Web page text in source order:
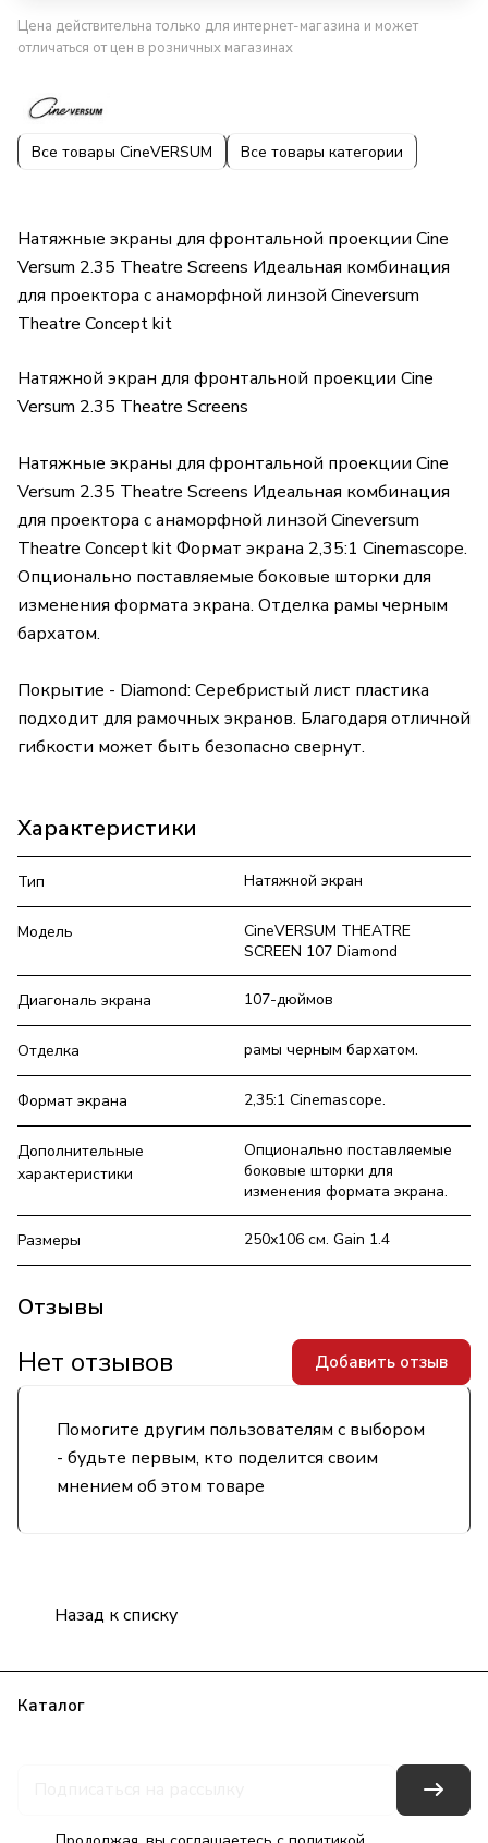
Цена действительна только для интернет-магазина и может
отличаться от цен в розничных магазинах
Все товары CineVERSUM Все товары категории
Натяжные экраны для фронтальной проекции Cine
Versum 2.35 Theatre Screens Идеальная комбинация
для проектора с анаморфной линзой Cineversum
Theatre Concept kit
Натяжной экран для фронтальной проекции Cine
Versum 2.35 Theatre Screens
Натяжные экраны для фронтальной проекции Cine
Versum 2.35 Theatre Screens Идеальная комбинация
для проектора с анаморфной линзой Cineversum
Theatre Concept kit Формат экрана 2,35:1 Cinemascope.
Опционально поставляемые боковые шторки для
изменения формата экрана. Отделка рамы черным
бархатом.
Покрытие - Diamond: Серебристый лист пластика
подходит для рамочных экранов. Благодаря отличной
гибкости может быть безопасно свернут.
Характеристики
Тип Натяжной экран
Модель
CineVERSUM THEATRE
SCREEN 107 Diamond
Диагональ экрана 107-дюймов
Отделка рамы черным бархатом.
Формат экрана 2,35:1 Cinemascope.
Дополнительные
характеристики
Опционально поставляемые
боковые шторки для
изменения формата экрана.
Размеры 250x106 см. Gain 1.4
Отзывы
Помогите другим пользователям с выбором
- будьте первым, кто поделится своим
мнением об этом товаре
Нет отзывов Добавить отзыв
Назад к списку
Каталог